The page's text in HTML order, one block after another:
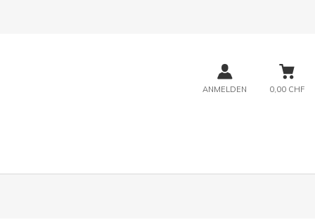
ANMELDEN 0,00 CHF